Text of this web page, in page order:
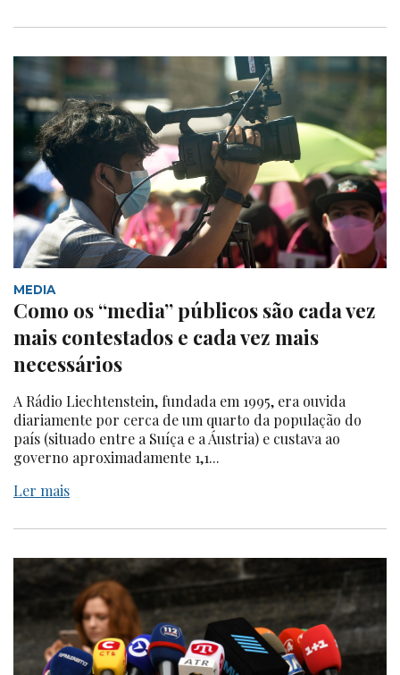
MEDIA
Como os “media” públicos são cada vez
mais contestados e cada vez mais
necessários
A Rádio Liechtenstein, fundada em 1995, era ouvida
diariamente por cerca de um quarto da população do
país (situado entre a Suíça e a Áustria) e custava ao
governo aproximadamente 1,1...
Ler mais